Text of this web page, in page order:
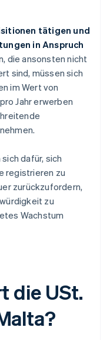
tätigen und
in Anspruch
die ansonsten nicht
sind, müssen sich
im Wert von
Jahr erwerben
dafür, sich
registrieren zu
zurückzufordern,
zu
Wachstum
die USt.